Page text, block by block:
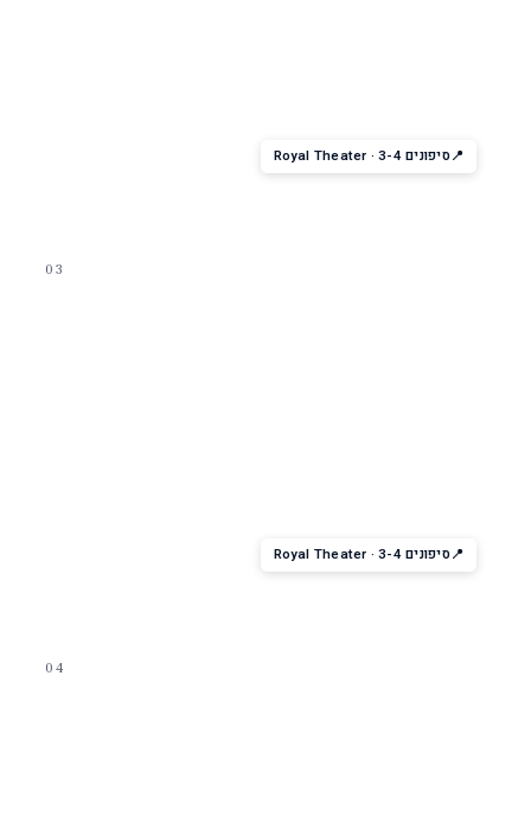
סיפונים 3-4 · Royal Theater
03
סיפונים 3-4 · Royal Theater
04